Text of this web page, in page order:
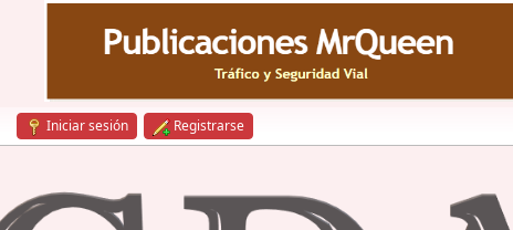
Iniciar sesión Registrarse